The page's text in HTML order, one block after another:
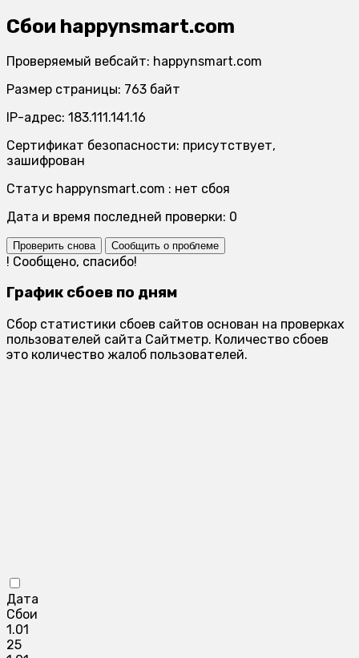
Сбои happynsmart.com
Проверяемый вебсайт: happynsmart.com
Размер страницы: 763 байт
IP-адрес: 183.111.141.16
Сертификат безопасности: присутствует,
зашифрован
Статус happynsmart.com : нет сбоя
Дата и время последней проверки: 0
Проверить снова Сообщить о проблеме
! Сообщено, спасибо!
График сбоев по дням
Сбор статистики сбоев сайтов основан на проверках
пользователей сайта Сайтметр. Количество сбоев
это количество жалоб пользователей.
Дата
Сбои
1.01
25